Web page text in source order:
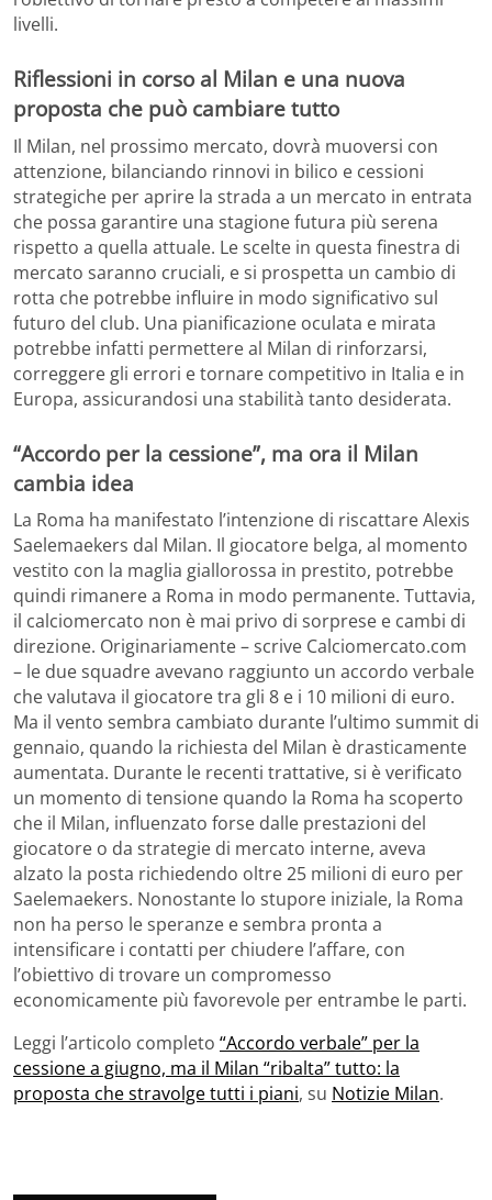
livelli.
Riflessioni in corso al Milan e una nuova
proposta che può cambiare tutto
Il Milan, nel prossimo mercato, dovrà muoversi con
attenzione, bilanciando rinnovi in bilico e cessioni
strategiche per aprire la strada a un mercato in entrata
che possa garantire una stagione futura più serena
rispetto a quella attuale. Le scelte in questa finestra di
mercato saranno cruciali, e si prospetta un cambio di
rotta che potrebbe influire in modo significativo sul
futuro del club. Una pianificazione oculata e mirata
potrebbe infatti permettere al Milan di rinforzarsi,
correggere gli errori e tornare competitivo in Italia e in
Europa, assicurandosi una stabilità tanto desiderata.
“Accordo per la cessione”, ma ora il Milan
cambia idea
La Roma ha manifestato l’intenzione di riscattare Alexis
Saelemaekers dal Milan. Il giocatore belga, al momento
vestito con la maglia giallorossa in prestito, potrebbe
quindi rimanere a Roma in modo permanente. Tuttavia,
il calciomercato non è mai privo di sorprese e cambi di
direzione. Originariamente – scrive Calciomercato.com
– le due squadre avevano raggiunto un accordo verbale
che valutava il giocatore tra gli 8 e i 10 milioni di euro.
Ma il vento sembra cambiato durante l’ultimo summit di
gennaio, quando la richiesta del Milan è drasticamente
aumentata. Durante le recenti trattative, si è verificato
un momento di tensione quando la Roma ha scoperto
che il Milan, influenzato forse dalle prestazioni del
giocatore o da strategie di mercato interne, aveva
alzato la posta richiedendo oltre 25 milioni di euro per
Saelemaekers. Nonostante lo stupore iniziale, la Roma
non ha perso le speranze e sembra pronta a
intensificare i contatti per chiudere l’affare, con
l’obiettivo di trovare un compromesso
economicamente più favorevole per entrambe le parti.
Leggi l’articolo completo “Accordo verbale” per la
cessione a giugno, ma il Milan “ribalta” tutto: la
proposta che stravolge tutti i piani, su Notizie Milan.